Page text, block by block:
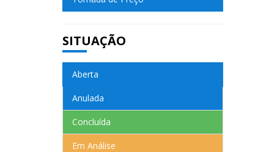
SITUAÇÃO
Aberta
Anulada
Concluída
Em Análise